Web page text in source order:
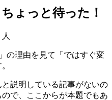
ょっと待った！
の理由を見て「ではすぐ変
説明している記事がないの
で、ここからが本題でもあ